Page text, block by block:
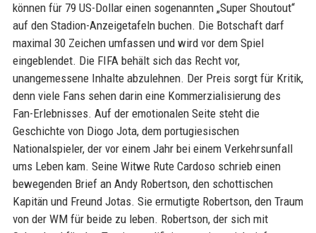
können für 79 US-Dollar einen sogenannten „Super Shoutout“
auf den Stadion-Anzeigetafeln buchen. Die Botschaft darf
maximal 30 Zeichen umfassen und wird vor dem Spiel
eingeblendet. Die FIFA behält sich das Recht vor,
unangemessene Inhalte abzulehnen. Der Preis sorgt für Kritik,
denn viele Fans sehen darin eine Kommerzialisierung des
Fan-Erlebnisses. Auf der emotionalen Seite steht die
Geschichte von Diogo Jota, dem portugiesischen
Nationalspieler, der vor einem Jahr bei einem Verkehrsunfall
ums Leben kam. Seine Witwe Rute Cardoso schrieb einen
bewegenden Brief an Andy Robertson, den schottischen
Kapitän und Freund Jotas. Sie ermutigte Robertson, den Traum
von der WM für beide zu leben. Robertson, der sich mit